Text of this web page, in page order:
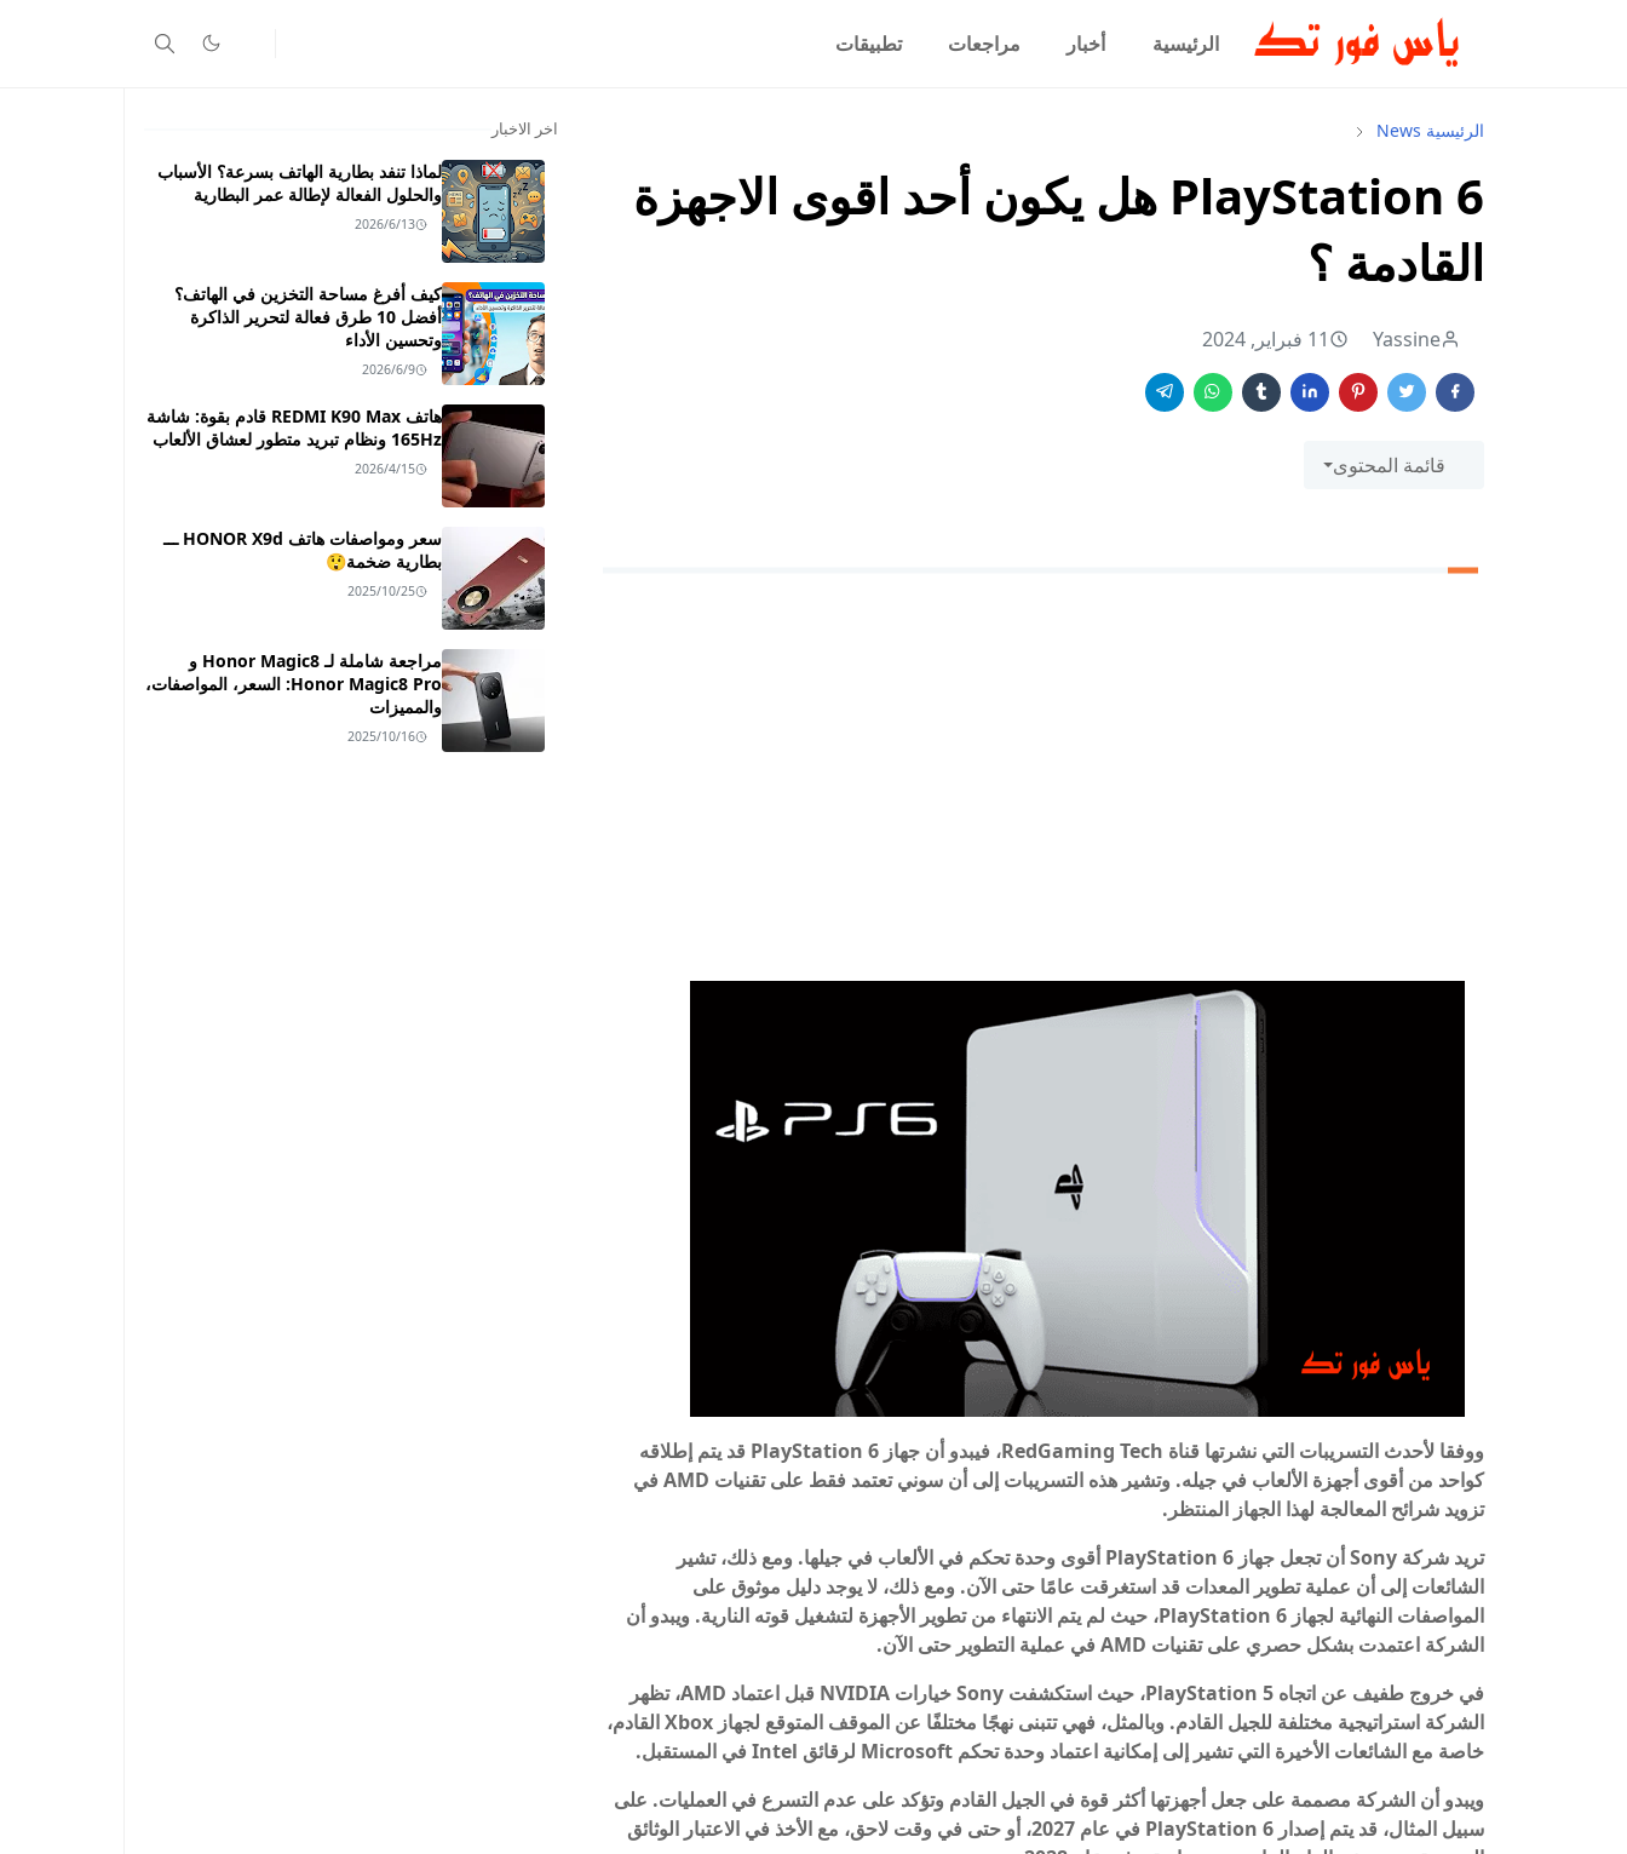
الرئيسية أخبار مراجعات تطبيقات
الرئيسية News
PlayStation 6 هل يكون أحد اقوى الاجهزة
القادمة ؟
Yassine 11 فبراير, 2024
قائمة المحتوى
ووفقا لأحدث التسريبات التي نشرتها قناة RedGaming Tech، فيبدو أن جهاز PlayStation 6 قد يتم إطلاقه
كواحد من أقوى أجهزة الألعاب في جيله. وتشير هذه التسريبات إلى أن سوني تعتمد فقط على تقنيات AMD في
تزويد شرائح المعالجة لهذا الجهاز المنتظر.
تريد شركة Sony أن تجعل جهاز PlayStation 6 أقوى وحدة تحكم في الألعاب في جيلها. ومع ذلك، تشير
الشائعات إلى أن عملية تطوير المعدات قد استغرقت عامًا حتى الآن. ومع ذلك، لا يوجد دليل موثوق على
المواصفات النهائية لجهاز PlayStation 6، حيث لم يتم الانتهاء من تطوير الأجهزة لتشغيل قوته النارية. ويبدو أن
الشركة اعتمدت بشكل حصري على تقنيات AMD في عملية التطوير حتى الآن.
في خروج طفيف عن اتجاه PlayStation 5، حيث استكشفت Sony خيارات NVIDIA قبل اعتماد AMD، تظهر
الشركة استراتيجية مختلفة للجيل القادم. وبالمثل، فهي تتبنى نهجًا مختلفًا عن الموقف المتوقع لجهاز Xbox القادم،
خاصة مع الشائعات الأخيرة التي تشير إلى إمكانية اعتماد وحدة تحكم Microsoft لرقائق Intel في المستقبل.
ويبدو أن الشركة مصممة على جعل أجهزتها أكثر قوة في الجيل القادم وتؤكد على عدم التسرع في العمليات. على
سبيل المثال، قد يتم إصدار PlayStation 6 في عام 2027، أو حتى في وقت لاحق، مع الأخذ في الاعتبار الوثائق
اخر الاخبار
لماذا تنفد بطارية الهاتف بسرعة؟ الأسباب
والحلول الفعالة لإطالة عمر البطارية
2026/6/13
كيف أفرغ مساحة التخزين في الهاتف؟
أفضل 10 طرق فعالة لتحرير الذاكرة
وتحسين الأداء
2026/6/9
هاتف REDMI K90 Max قادم بقوة: شاشة
165Hz ونظام تبريد متطور لعشاق الألعاب
2026/4/15
سعر ومواصفات هاتف HONOR X9d ـــ
بطارية ضخمة😲
2025/10/25
مراجعة شاملة لـ Honor Magic8 و
Honor Magic8 Pro: السعر، المواصفات،
والمميزات
2025/10/16